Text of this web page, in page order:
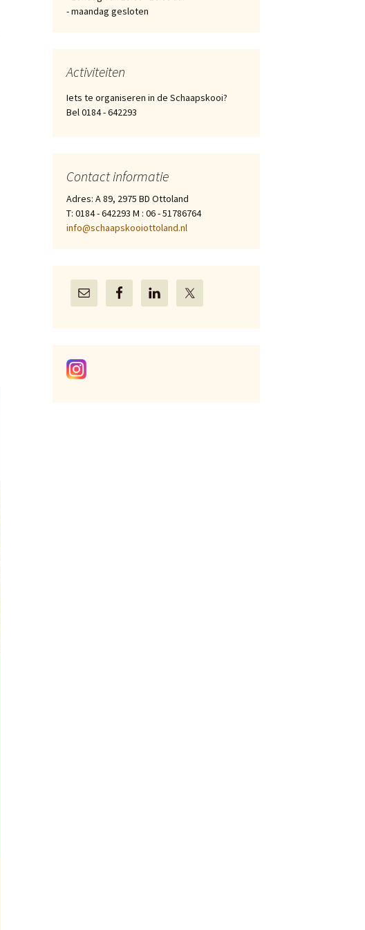
- maandag gesloten
Activiteiten
Iets te organiseren in de Schaapskooi?
Bel 0184 - 642293
Contact informatie
Adres: A 89, 2975 BD Ottoland
T: 0184 - 642293 M : 06 - 51786764
info@schaapskooiottoland.nl